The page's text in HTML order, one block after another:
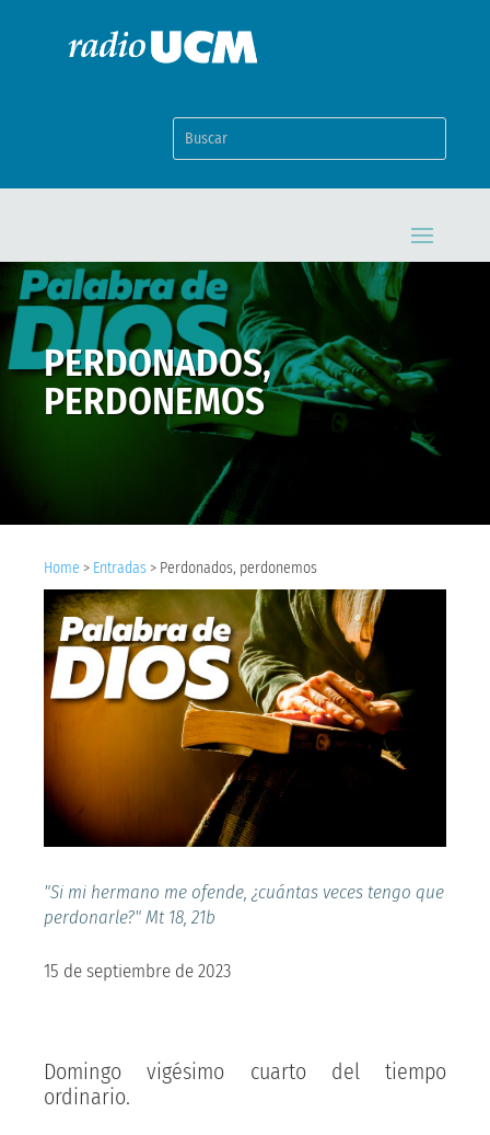
PERDONADOS,
PERDONEMOS
Home > Entradas > Perdonados, perdonemos
"Si mi hermano me ofende, ¿cuántas veces tengo que
perdonarle?" Mt 18, 21b
15 de septiembre de 2023
Domingo vigésimo cuarto del tiempo
ordinario.